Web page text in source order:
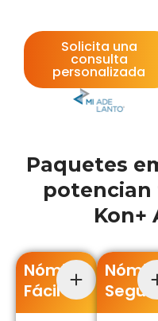
Solicita una
consulta
personalizada
Paquetes
potencian
Kon+
Nómina
Fácil
Segura